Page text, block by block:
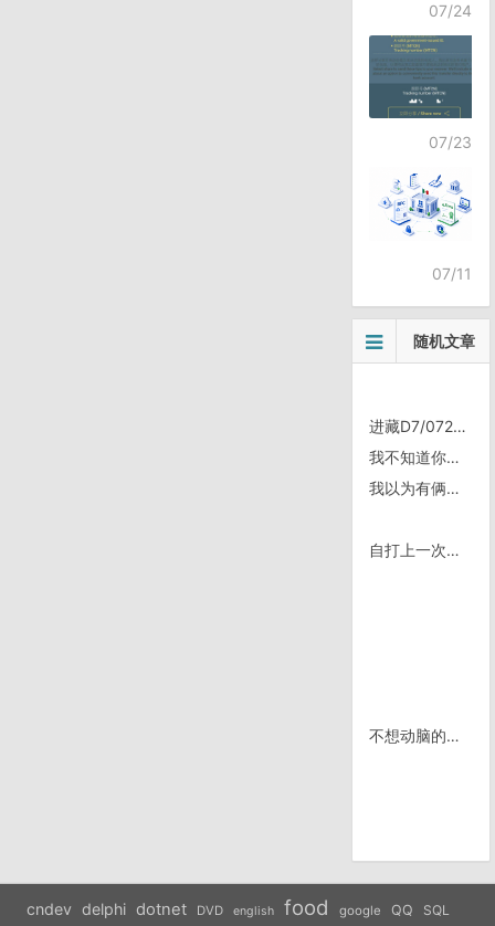
07/24
07/23
07/11
随机文章
进藏D7/0726, 内蒙古包头东河区外休息
我不知道你的观点是什么，但是我不同意——老玉米语录
我以为有俩神经病爬牌子上去了呢
自打上一次来，就一直对丽江没好印象
不想动脑的杀人脑戏
cndev delphi dotnet DVD english food google QQ SQL